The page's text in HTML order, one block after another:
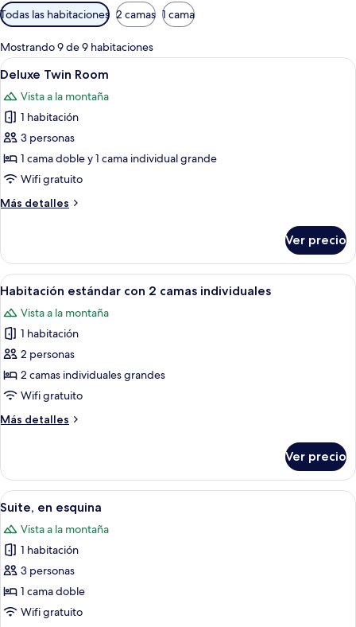
Filtros
disponibles
para
las
habitaciones
Todas las habitaciones 2 camas 1 cama
Mostrando 9 de 9 habitaciones
Abrir
todas
las
fotos
de
Deluxe
Twin
Habitación de hotel con dos camas,
5
Deluxe Twin Room
Vista a la montaña
1 habitación
3 personas
1 cama doble y 1 cama individual grande
Wifi gratuito
Más detalles
Más
Twin
Room
Ver precio
Abrir
todas
las
fotos
de
Habitación
estándar
2
Un balcón con dos sillones verdes
3
Habitación estándar con 2 camas individuales
Vista a la montaña
1 habitación
2 personas
2 camas individuales grandes
Wifi gratuito
Más detalles
Más
estándar
con
2
individuales
Ver precio
Abrir
todas
las
fotos
de
Suite,
en
Habitación de hotel con cama, una
1
Suite, en esquina
Vista a la montaña
1 habitación
3 personas
1 cama doble
Wifi gratuito